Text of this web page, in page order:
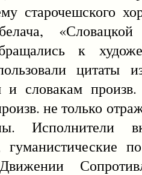
старочешского
к
и словакам
не только
Исполнители
гуманистические